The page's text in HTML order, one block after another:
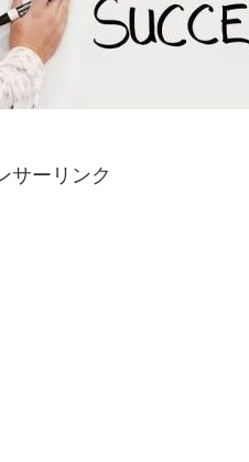
サーリンク